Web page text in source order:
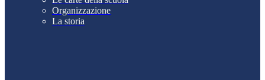
Organizzazione
La storia